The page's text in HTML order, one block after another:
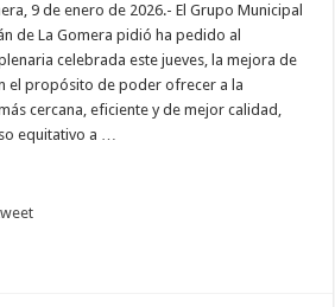
9 de enero de 2026.- El Grupo Municipal
de La Gomera pidió ha pedido al
celebrada este jueves, la mejora de
el propósito de poder ofrecer a la
cercana, eficiente y de mejor calidad,
equitativo a …